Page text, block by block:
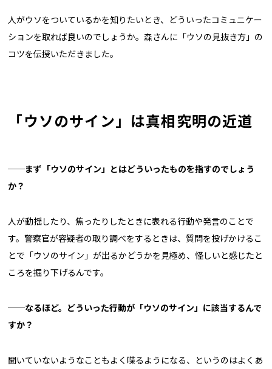
人がウソをついているかを知りたいとき、どういったコミュニケー
ションを取れば良いのでしょうか。森さんに「ウソの見抜き方」の
コツを伝授いただきました。
「ウソのサイン」は真相究明の近道
──まず「ウソのサイン」とはどういったものを指すのでしょう
か？
人が動揺したり、焦ったりしたときに表れる行動や発言のことで
す。警察官が容疑者の取り調べをするときは、質問を投げかけるこ
とで「ウソのサイン」が出るかどうかを見極め、怪しいと感じたと
ころを掘り下げるんです。
──なるほど。どういった行動が「ウソのサイン」に該当するんで
すか？
聞いていないようなこともよく喋るようになる、というのはよくあ